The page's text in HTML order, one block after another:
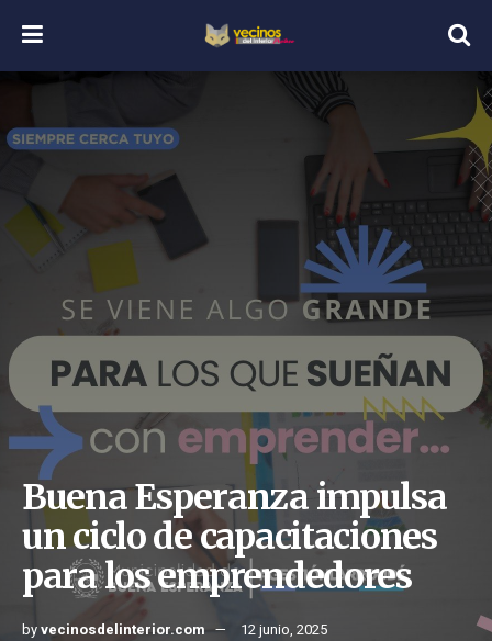
Buena Esperanza impulsa
un ciclo de capacitaciones
para los emprendedores
byvecinosdelinterior.com 12 junio, 2025